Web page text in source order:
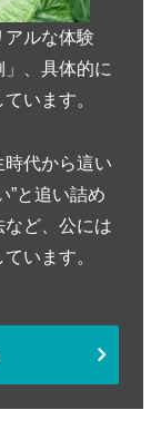
アルな体験
、具体的に
います。
代から這い
”と追い詰め
など、公には
います。